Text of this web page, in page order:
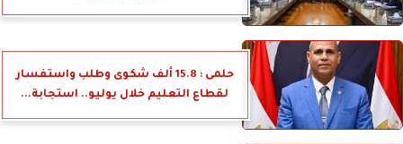
حلمى : 15.8 ألف شكوى وطلب واستفسار
لقطاع التعليم خلال يوليو.. استجابة...